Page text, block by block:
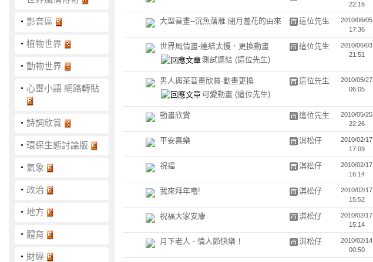
‧ 影音區
‧ 植物世界
‧ 動物世界
‧ 心靈小語 網路轉貼
‧ 詩詞欣賞
‧ 環保生態討論版
‧ 氣象
‧ 政治
‧ 地方
‧ 體育
‧ 財經
22:16
大型音畫--沉魚落雁.閉月羞花的由來 這位先生
2010/06/05
17:36
世界風情畫-連結太慢．更換動畫
測試連結 (這位先生)
這位先生
2010/06/03
21:51
男人與茶音畫欣賞-動畫更換
可愛動畫 (這位先生)
這位先生
2010/05/27
06:05
動畫欣賞 這位先生
2010/05/25
22:26
平安喜樂 淇松仔
2010/02/17
17:09
祝福 淇松仔
2010/02/17
16:14
我來拜年嚕! 淇松仔
2010/02/17
15:52
祝福大家安康 淇松仔
2010/02/17
15:14
月下老人 - 情人節快樂！ 淇松仔
2010/02/14
00:50